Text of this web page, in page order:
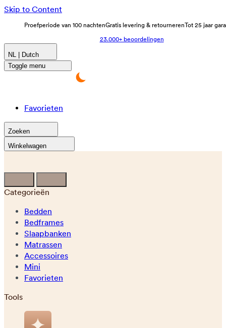
Skip to Content
Proefperiode van 100 nachtenGratis levering & retournerenTot 25 jaar
23.000+ beoordelingen
NL | Dutch
Toggle menu
Favorieten
Zoeken
Winkelwagen
Categorieën
Bedden
Bedframes
Slaapbanken
Matrassen
Accessoires
Mini
Favorieten
Tools